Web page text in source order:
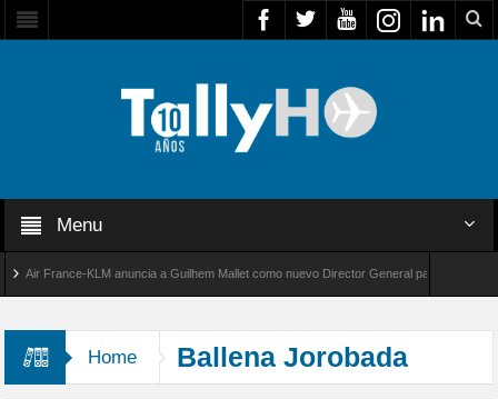
Menu
France-KLM anuncia a Guilhem Mallet como nuevo Director General para América Latina
Home Ballena Jorobada